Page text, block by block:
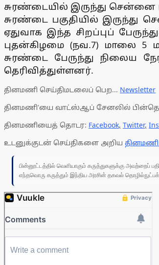
சுரண்டையில் இருந்து சென்னை
சுரண்டை பகுதியில்
ஏதுவாக இந்த சிறப்புப்
புதன்கிழமை (நவ.7) மாலை 5
சுரண்டை பேருந்து நிலைய
தெரிவித்துள்ளனர்.
தினமணி செய்திமடலைப் பெற... Newsletter
தினமணி'யை வாட்ஸ்ஆப் சேனலில்
தினமணியைத் தொடர: Facebook, Twitter,
உடனுக்குடன் செய்திகளை அறிய தினமணி
பின்னூட்டத்தில் வெளியாகும் கருத்துகளுக்கு அவற்றைப்
எந்தவொரு கருத்தும் இந்திய அரசின் தகவல்